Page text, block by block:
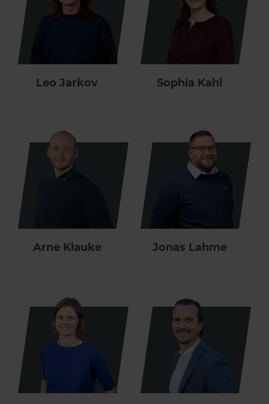
Leo Jarkov Sophia Kahl
Arne Klauke Jonas Lahme